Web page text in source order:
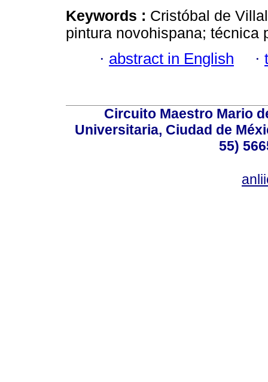
Keywords : Cristóbal de
pintura novohispana; técnica
· abstract in English ·
Circuito Maestro Mario
Universitaria, Ciudad de
55)